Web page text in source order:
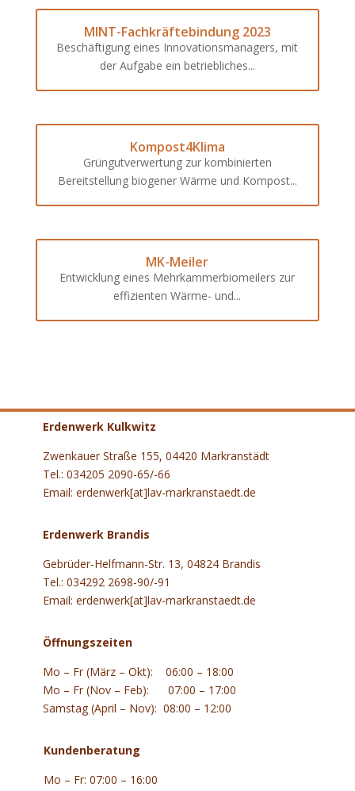
MINT-Fachkräftebindung 2023
Beschäftigung eines Innovationsmanagers, mit
der Aufgabe ein betriebliches...
Kompost4Klima
Grüngutverwertung zur kombinierten
Bereitstellung biogener Wärme und Kompost...
MK-Meiler
Entwicklung eines Mehrkammerbiomeilers zur
effizienten Wärme- und...
Erdenwerk Kulkwitz
Zwenkauer Straße 155, 04420 Markranstädt
Tel.: 034205 2090-65/-66
Email: erdenwerk[at]lav-markranstaedt.de
Erdenwerk Brandis
Gebrüder-Helfmann-Str. 13, 04824 Brandis
Tel.: 034292 2698-90/-91
Email: erdenwerk[at]lav-markranstaedt.de
Öffnungszeiten
Mo – Fr (März – Okt): 06:00 – 18:00
Mo – Fr (Nov – Feb): 07:00 – 17:00
Samstag (April – Nov): 08:00 – 12:00
Kundenberatung
Mo – Fr: 07:00 – 16:00